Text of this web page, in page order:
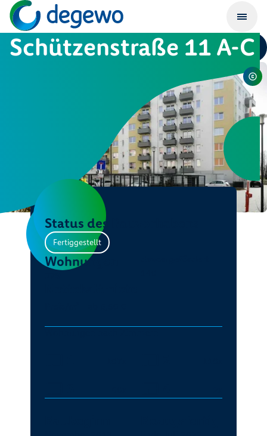
Schützenstraße 11 A-C
Status des Bauvorhabens
Fertiggestellt
Wohnungen